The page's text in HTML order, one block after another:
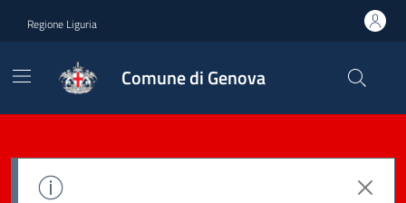
Regione Liguria
Comune di Genova